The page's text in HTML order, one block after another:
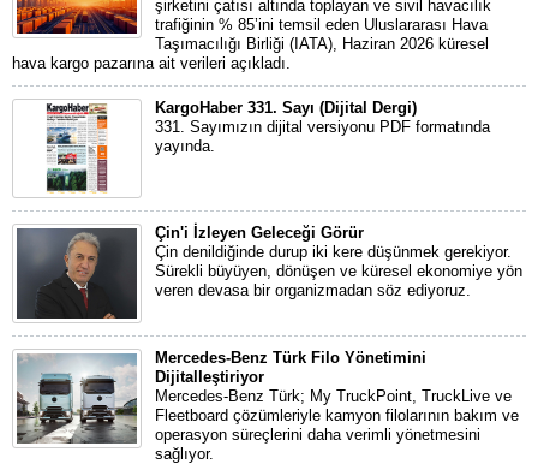
şirketini çatısı altında toplayan ve sivil havacılık
trafiğinin % 85’ini temsil eden Uluslararası Hava
Taşımacılığı Birliği (IATA), Haziran 2026 küresel
hava kargo pazarına ait verileri açıkladı.
KargoHaber 331. Sayı (Dijital Dergi)
331. Sayımızın dijital versiyonu PDF formatında
yayında.
Çin'i İzleyen Geleceği Görür
Çin denildiğinde durup iki kere düşünmek gerekiyor.
Sürekli büyüyen, dönüşen ve küresel ekonomiye yön
veren devasa bir organizmadan söz ediyoruz.
Mercedes-Benz Türk Filo Yönetimini
Dijitalleştiriyor
Mercedes-Benz Türk; My TruckPoint, TruckLive ve
Fleetboard çözümleriyle kamyon filolarının bakım ve
operasyon süreçlerini daha verimli yönetmesini
sağlıyor.